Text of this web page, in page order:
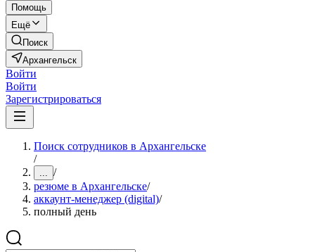
Помощь
Ещё
Поиск
Архангельск
Войти
Войти
Зарегистрироваться
Поиск сотрудников в Архангельске
/
... /
резюме в Архангельске/
аккаунт-менеджер (digital)/
полный день